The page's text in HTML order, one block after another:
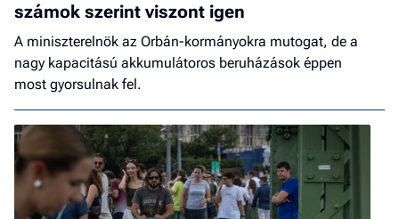
számok szerint viszont igen
A miniszterelnök az Orbán-kormányokra mutogat, de a
nagy kapacitású akkumulátoros beruházások éppen
most gyorsulnak fel.